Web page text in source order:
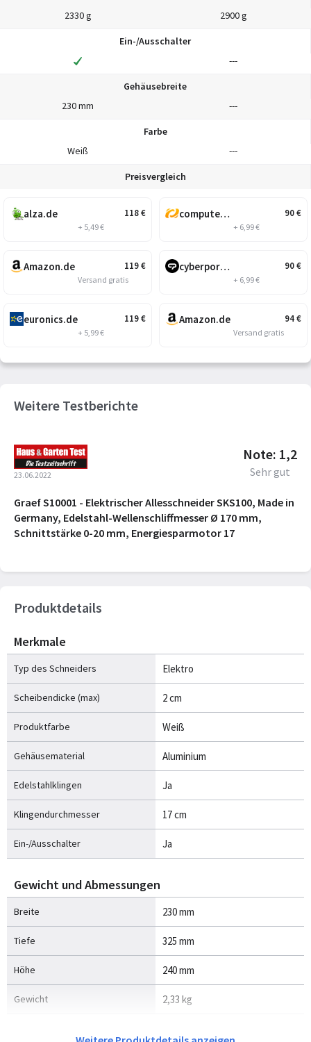
2330 g
2900 g
Ein-/Ausschalter
---
Gehäusebreite
230 mm
---
Farbe
Weiß
---
Preisvergleich
118€
alza.de
+ 5,49 €
119€
Amazon.de
Versand gratis
119€
euronics.de
+ 5,99 €
90€
computeruniverse.net
+ 6,99 €
90€
cyberport.de
+ 6,99 €
94€
Amazon.de
Versand gratis
Weitere Testberichte
23.06.2022
Note: 1,2
Sehr gut
Graef S10001 - Elektrischer Allesschneider SKS100, Made in
Germany, Edelstahl-Wellenschliffmesser Ø 170 mm,
Schnittstärke 0-20 mm, Energiesparmotor 17
Produktdetails
Merkmale
Typ des Schneiders Elektro
Scheibendicke (max) 2 cm
Produktfarbe Weiß
Gehäusematerial Aluminium
Edelstahlklingen Ja
Klingendurchmesser 17 cm
Ein-/Ausschalter Ja
Gewicht und Abmessungen
Breite 230 mm
Tiefe 325 mm
Höhe 240 mm
Gewicht 2,33 kg